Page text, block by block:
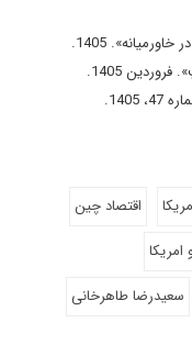
اقتصاد چین
سعیدرضا طاهرخانی